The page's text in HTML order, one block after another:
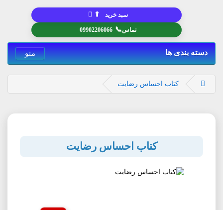
تماس📞
09902206066
سبد خرید ⬆
دسته بندی ها منو
کتاب احساس رضایت
کتاب احساس رضایت